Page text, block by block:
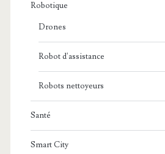
Robotique
Drones
Robot d'assistance
Robots nettoyeurs
Santé
Smart City